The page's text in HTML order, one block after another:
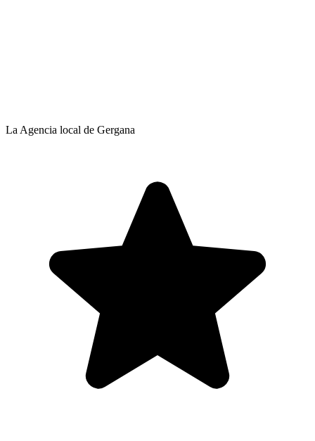
La Agencia local de Gergana